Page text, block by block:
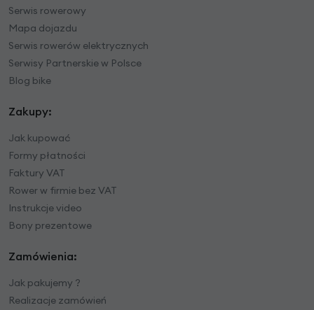
Serwis rowerowy
Mapa dojazdu
Serwis rowerów elektrycznych
Serwisy Partnerskie w Polsce
Blog bike
Zakupy:
Jak kupować
Formy płatności
Faktury VAT
Rower w firmie bez VAT
Instrukcje video
Bony prezentowe
Zamówienia:
Jak pakujemy ?
Realizacje zamówień